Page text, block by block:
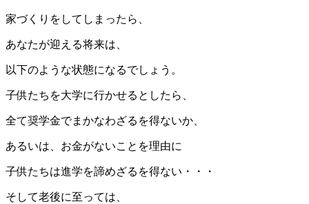
家づくりをしてしまったら、
あなたが迎える将来は、
以下のような状態になるでしょう。
子供たちを大学に行かせるとしたら、
全て奨学金でまかなわざるを得ないか、
あるいは、お金がないことを理由に
子供たちは進学を諦めざるを得ない・・・
そして老後に至っては、